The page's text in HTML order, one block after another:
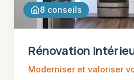
8 conseils
Rénovation
Moderniser et valoriser